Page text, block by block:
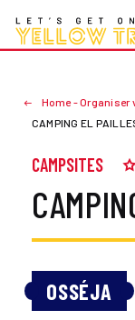
Home-Organiser
CAMPING EL
CAMPSITES
OSSÉJA